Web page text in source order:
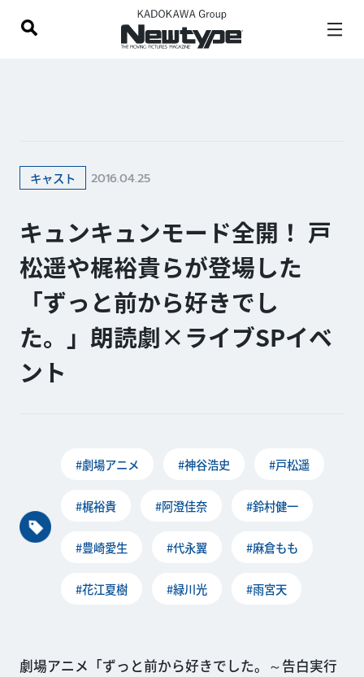
キャスト 2016.04.25
キュンキュンモード全開！ 戸
松遥や梶裕貴らが登場した
「ずっと前から好きでし
た。」朗読劇×ライブSPイベ
ント
#劇場アニメ #神谷浩史 #戸松遥
#梶裕貴 #阿澄佳奈 #鈴村健一
#豊崎愛生 #代永翼 #麻倉もも
#花江夏樹 #緑川光 #雨宮天
劇場アニメ「ずっと前から好きでした。～告白実行